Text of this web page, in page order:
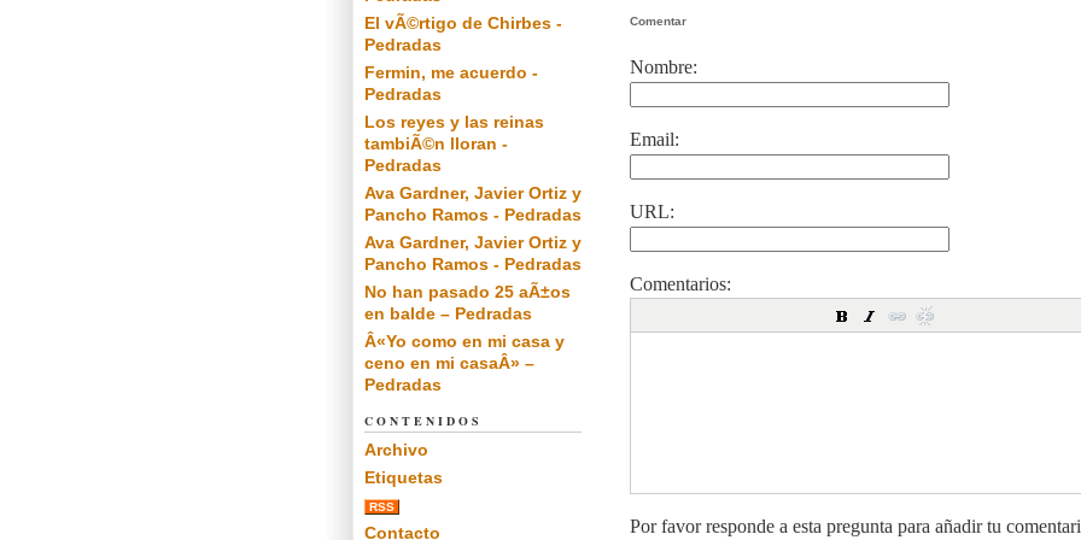
Comentar
Nombre:
Email:
URL:
Comentarios:
Por favor responde a esta pregunta para añadir tu
El vÃ©rtigo de Chirbes -
Pedradas
Fermin, me acuerdo -
Pedradas
Los reyes y las reinas
tambiÃ©n lloran -
Pedradas
Ava Gardner, Javier Ortiz y
Pancho Ramos - Pedradas
Ava Gardner, Javier Ortiz y
Pancho Ramos - Pedradas
No han pasado 25 aÃ±os
en balde – Pedradas
Â«Yo como en mi casa y
ceno en mi casaÂ» –
Pedradas
CONTENIDOS
Archivo
Etiquetas
RSS
Contacto